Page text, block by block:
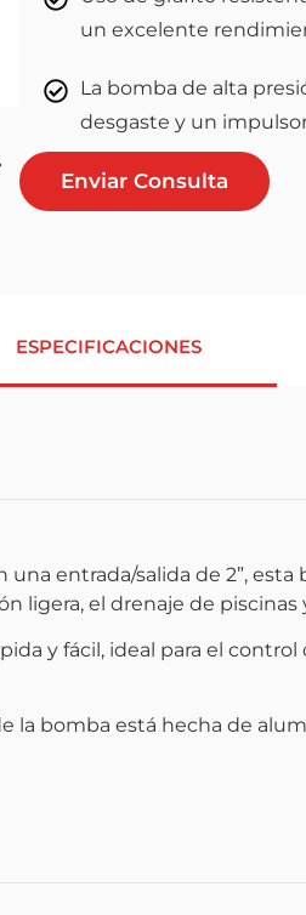
un excelente
La bomba de alta
desgaste y un
Enviar Consulta
ESPECIFICACIONES
entrada/salida de 2”,
ligera, el drenaje de piscinas
y fácil, ideal para el
la bomba está hecha de